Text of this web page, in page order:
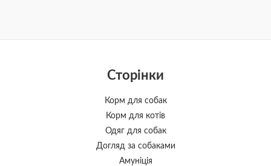
Сторінки
Корм для собак
Корм для котів
Одяг для собак
Догляд за собаками
Амуніція